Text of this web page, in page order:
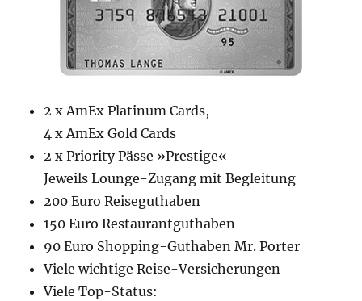
2 x AmEx Platinum Cards,
4 x AmEx Gold Cards
2 x Priority Pässe »Prestige«
Jeweils Lounge-Zugang mit Begleitung
200 Euro Reiseguthaben
150 Euro Restaurantguthaben
90 Euro Shopping-Guthaben Mr. Porter
Viele wichtige Reise-Versicherungen
Viele Top-Status: